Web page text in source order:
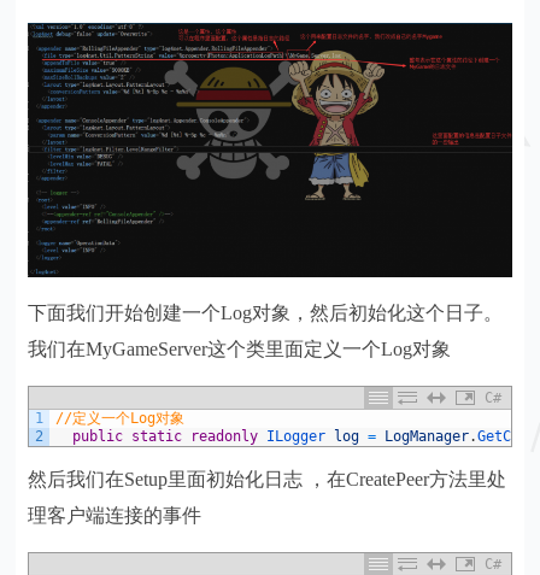
下面我们开始创建一个Log对象，然后初始化这个日子。
我们在MyGameServer这个类里面定义一个Log对象
C#
1
2
//定义一个Log对象
public static readonly ILogger log = LogManager.
然后我们在Setup里面初始化日志 ，在CreatePeer方法里处
理客户端连接的事件
C#